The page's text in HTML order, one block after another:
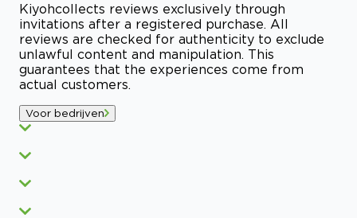
Kiyohcollects reviews exclusively through
invitations after a registered purchase. All
reviews are checked for authenticity to exclude
unlawful content and manipulation. This
guarantees that the experiences come from
actual customers.
Voor bedrijven